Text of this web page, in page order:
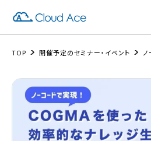
TOP 開催予定のセミナー・イベント